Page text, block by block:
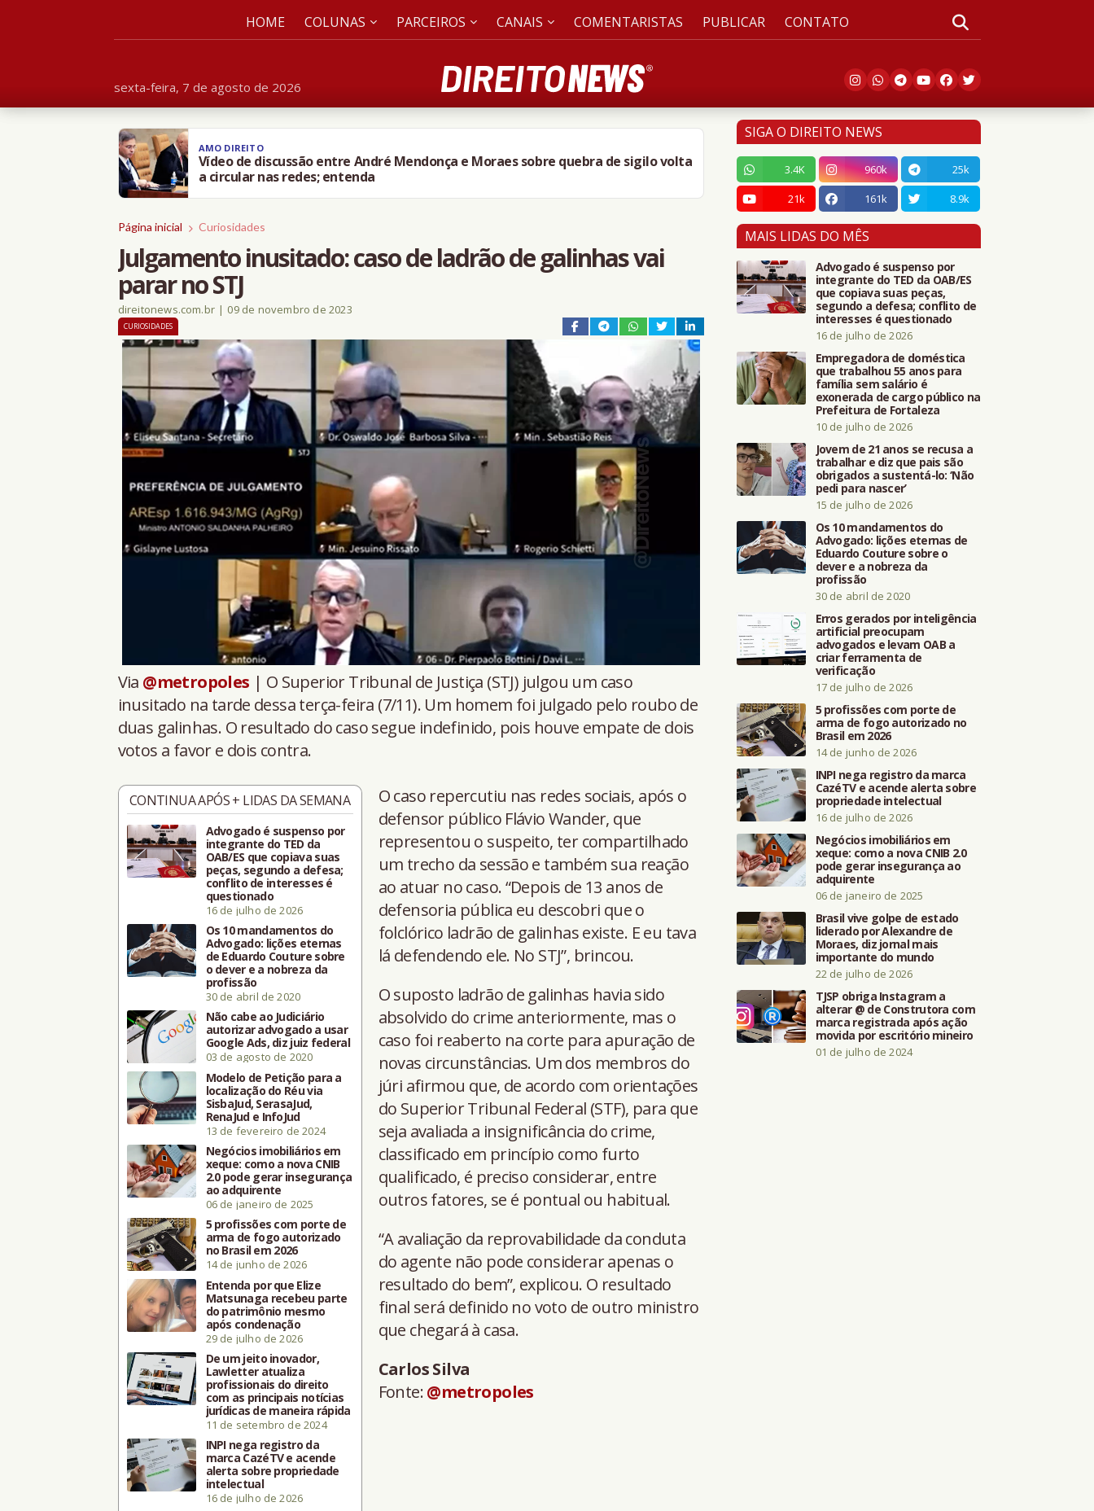
sexta-feira, 7 de agosto de 2026
HOME COLUNAS PARCEIROS CANAIS COMENTARISTAS PUBLICAR CONTATO
AMO DIREITO
Vídeo de discussão entre André Mendonça e Moraes sobre quebra de sigilo volta
a circular nas redes; entenda
Página inicial Curiosidades
Julgamento inusitado: caso de ladrão de galinhas vai
parar no STJ
direitonews.com.br | 09 de novembro de 2023
CURIOSIDADES
Via @metropoles | O Superior Tribunal de Justiça (STJ) julgou um caso
inusitado na tarde dessa terça-feira (7/11). Um homem foi julgado pelo roubo de
duas galinhas. O resultado do caso segue indefinido, pois houve empate de dois
votos a favor e dois contra.
CONTINUA APÓS + LIDAS DA SEMANA
Advogado é suspenso por
integrante do TED da
OAB/ES que copiava suas
peças, segundo a defesa;
conflito de interesses é
questionado
16 de julho de 2026
Os 10 mandamentos do
Advogado: lições eternas
de Eduardo Couture sobre
o dever e a nobreza da
profissão
30 de abril de 2020
Não cabe ao Judiciário
autorizar advogado a usar
Google Ads, diz juiz federal
03 de agosto de 2020
Modelo de Petição para a
localização do Réu via
SisbaJud, SerasaJud,
RenaJud e InfoJud
13 de fevereiro de 2024
Negócios imobiliários em
xeque: como a nova CNIB
2.0 pode gerar insegurança
ao adquirente
06 de janeiro de 2025
5 profissões com porte de
arma de fogo autorizado
no Brasil em 2026
14 de junho de 2026
Entenda por que Elize
Matsunaga recebeu parte
do patrimônio mesmo
após condenação
29 de julho de 2026
De um jeito inovador,
Lawletter atualiza
profissionais do direito
com as principais notícias
jurídicas de maneira rápida
11 de setembro de 2024
INPI nega registro da
marca CazéTV e acende
alerta sobre propriedade
intelectual
16 de julho de 2026
O caso repercutiu nas redes sociais, após o
defensor público Flávio Wander, que
representou o suspeito, ter compartilhado
um trecho da sessão e também sua reação
ao atuar no caso. “Depois de 13 anos de
defensoria pública eu descobri que o
folclórico ladrão de galinhas existe. E eu tava
lá defendendo ele. No STJ”, brincou.
O suposto ladrão de galinhas havia sido
absolvido do crime anteriormente, mas o
caso foi reaberto na corte para apuração de
novas circunstâncias. Um dos membros do
júri afirmou que, de acordo com orientações
do Superior Tribunal Federal (STF), para que
seja avaliada a insignificância do crime,
classificado em princípio como furto
qualificado, é preciso considerar, entre
outros fatores, se é pontual ou habitual.
“A avaliação da reprovabilidade da conduta
do agente não pode considerar apenas o
resultado do bem”, explicou. O resultado
final será definido no voto de outro ministro
que chegará à casa.
Carlos Silva
Fonte:@metropoles
SIGA O DIREITO NEWS
3.4K 960k
25k
21k
161k 8.9k
MAIS LIDAS DO MÊS
Advogado é suspenso por
integrante do TED da OAB/ES
que copiava suas peças,
segundo a defesa; conflito de
interesses é questionado
16 de julho de 2026
Empregadora de doméstica
que trabalhou 55 anos para
família sem salário é
exonerada de cargo público na
Prefeitura de Fortaleza
10 de julho de 2026
Jovem de 21 anos se recusa a
trabalhar e diz que pais são
obrigados a sustentá-lo: ‘Não
pedi para nascer’
15 de julho de 2026
Os 10 mandamentos do
Advogado: lições eternas de
Eduardo Couture sobre o
dever e a nobreza da
profissão
30 de abril de 2020
Erros gerados por inteligência
artificial preocupam
advogados e levam OAB a
criar ferramenta de
verificação
17 de julho de 2026
5 profissões com porte de
arma de fogo autorizado no
Brasil em 2026
14 de junho de 2026
INPI nega registro da marca
CazéTV e acende alerta sobre
propriedade intelectual
16 de julho de 2026
Negócios imobiliários em
xeque: como a nova CNIB 2.0
pode gerar insegurança ao
adquirente
06 de janeiro de 2025
Brasil vive golpe de estado
liderado por Alexandre de
Moraes, diz jornal mais
importante do mundo
22 de julho de 2026
TJSP obriga Instagram a
alterar @ de Construtora com
marca registrada após ação
movida por escritório mineiro
01 de julho de 2024